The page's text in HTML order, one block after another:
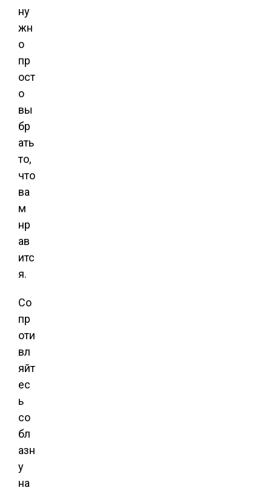
ну
жн
о
пр
ост
о
вы
бр
ать
то,
что
ва
м
нр
ав
итс
я.
Со
пр
оти
вл
яйт
ес
ь
со
бл
азн
у
на